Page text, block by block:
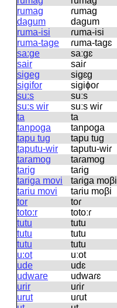
rumag
dagum
ɾumaɡ
daɡum
ruma-isi ɾuma-isi
ruma-tage
ɾuma-taɡɛ
sa:ge
saːɡɛ
sair
saiɾ
sigeg
siɡɛɡ
sigifor
siɡiɸoɾ
su:s
suːs
su:s wir
suːs wiɾ
ta
ta
tanpoga
tanpoɡa
tapu tug
tapu tuɡ
taputu-wir
taputu-wiɾ
taramog
taɾamoɡ
tarig
taɾiɡ
tariga movi
taɾiɡa moβi
tariu movi
taɾiu moβi
tor
toɾ
toto:r
totoːɾ
tutu
tutu
tutu
tutu
tutu
tutu
u:ot
uːot
ude
udɛ
udware
udwaɾɛ
urir
uɾiɾ
urut
uɾut